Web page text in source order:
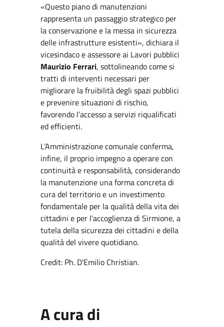
«Questo piano di manutenzioni
rappresenta un passaggio strategico per
la conservazione e la messa in sicurezza
delle infrastrutture esistenti», dichiara il
vicesindaco e assessore ai Lavori pubblici
Maurizio Ferrari, sottolineando come si
tratti di interventi necessari per
migliorare la fruibilità degli spazi pubblici
e prevenire situazioni di rischio,
favorendo l’accesso a servizi riqualificati
ed efficienti.
L’Amministrazione comunale conferma,
infine, il proprio impegno a operare con
continuità e responsabilità, considerando
la manutenzione una forma concreta di
cura del territorio e un investimento
fondamentale per la qualità della vita dei
cittadini e per l’accoglienza di Sirmione, a
tutela della sicurezza dei cittadini e della
qualità del vivere quotidiano.
Credit: Ph. D'Emilio Christian.
A cura di